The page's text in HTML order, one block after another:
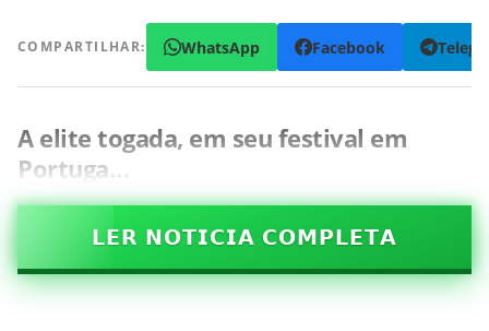
COMPARTILHAR: WhatsApp Facebook
A elite togada, em seu festival em
Portuga…
𝗟𝗘𝗥 𝗡𝗢𝗧𝗜𝗖𝗜𝗔 𝗖𝗢𝗠𝗣𝗟𝗘𝗧𝗔